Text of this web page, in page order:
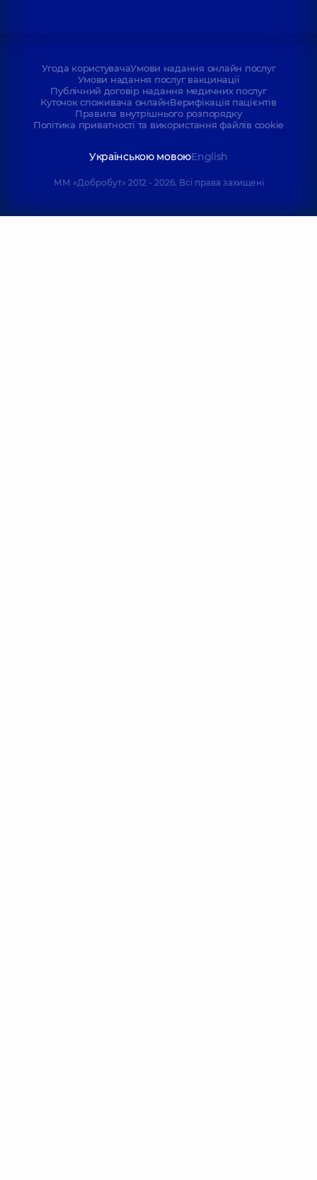
Угода користувачаУмови надання онлайн послуг
Умови надання послуг вакцинації
Публічний договір надання медичних послуг
Куточок споживача онлайнВерифікація пацієнтів
Правила внутрішнього розпорядку
Політика приватності та використання файлів cookie
Українською мовоюEnglish
ММ «Добробут» 2012 - 2026. Всі права захищені